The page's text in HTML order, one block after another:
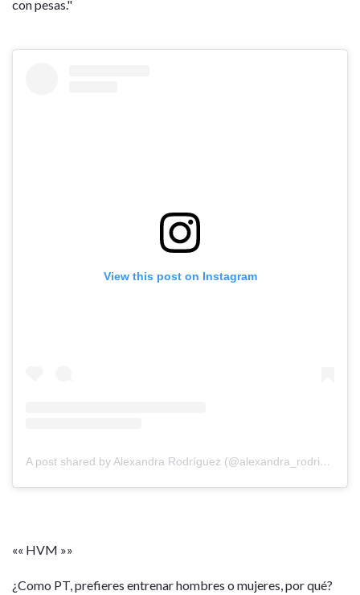
con pesas."
View this post on Instagram
A post shared by Alexandra Rodríguez (@alexandra_rodriguez85)
«« HVM »»
¿Como PT, prefieres entrenar hombres o mujeres, por qué?